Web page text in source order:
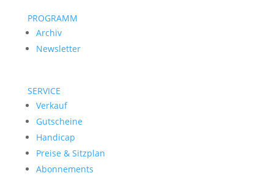
PROGRAMM
Archiv
Newsletter
SERVICE
Verkauf
Gutscheine
Handicap
Preise & Sitzplan
Abonnements